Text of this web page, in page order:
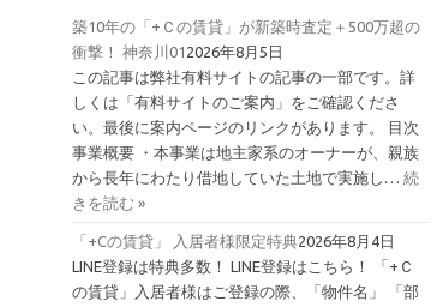
築10年の「+Ｃの賃貸」が新築時査定＋500万超の
衝撃！ 神奈川01 2026年8月5日
この記事は弊社有料サイトの記事の一部です。詳
しくは「有料サイトのご案内」をご確認くださ
い。最後に案内ページのリンクがあります。 目次
事業概要 ・本事業は地主家系のオーナーが、親族
から長年にわたり借地していた土地で実施し…続
きを読む »
「+Cの賃貸」 入居者様限定特典2026年8月4日
LINE登録は特典多数！ LINE登録はこちら！ 「+Ｃ
の賃貸」入居者様はご登録の際、「物件名」 「部